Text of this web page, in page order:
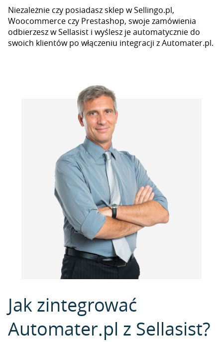
Niezależnie czy posiadasz sklep w Sellingo.pl,
Woocommerce czy Prestashop, swoje zamówienia
odbierzesz w Sellasist i wyślesz je automatycznie do
swoich klientów po włączeniu integracji z Automater.pl.
Jak zintegrować
Automater.pl z Sellasist?